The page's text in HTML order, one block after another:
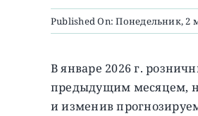
Published On: Понедельник, 2
В январе 2026 г.
предыдущим месяцем,
и изменив